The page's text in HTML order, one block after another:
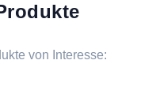
von Interesse: